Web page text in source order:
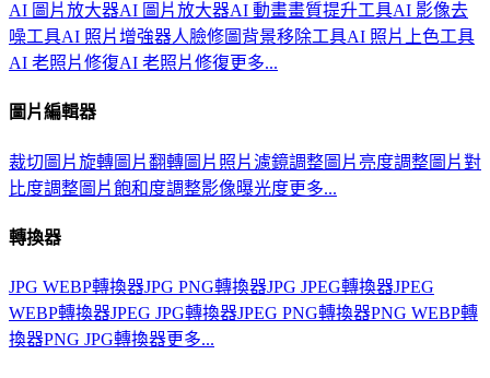
AI 圖片放大器AI 圖片放大器AI 動畫畫質提升工具AI 影像去
噪工具AI 照片增強器人臉修圖 背景移除工具AI 照片上色工具
AI 老照片修復AI 老照片修復更多...
圖片編輯器
裁切圖片旋轉圖片翻轉圖片 照片濾鏡調整圖片亮度調整圖片對
比度調整圖片飽和度調整影像曝光度更多...
轉換器
JPG WEBP轉換器JPG PNG轉換器JPG JPEG轉換器JPEG
WEBP轉換器JPEG JPG轉換器JPEG PNG轉換器PNG WEBP轉
換器PNG JPG轉換器更多...